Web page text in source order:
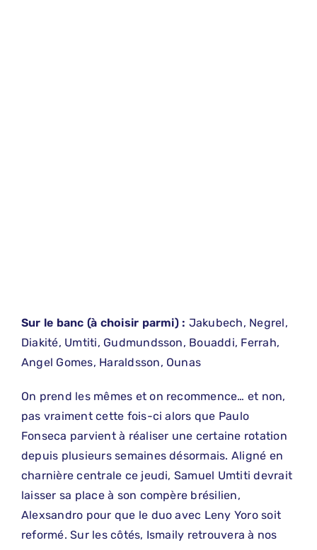
Sur le banc (à choisir parmi) : Jakubech, Negrel,
Diakité, Umtiti, Gudmundsson, Bouaddi, Ferrah,
Angel Gomes, Haraldsson, Ounas
On prend les mêmes et on recommence… et non,
pas vraiment cette fois-ci alors que Paulo
Fonseca parvient à réaliser une certaine rotation
depuis plusieurs semaines désormais. Aligné en
charnière centrale ce jeudi, Samuel Umtiti devrait
laisser sa place à son compère brésilien,
Alexsandro pour que le duo avec Leny Yoro soit
reformé. Sur les côtés, Ismaily retrouvera à nos